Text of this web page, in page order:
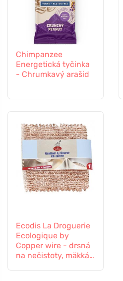
Chimpanzee
Energetická tyčinka
- Chrumkavý arašid
Ecodis La Droguerie
Ecologique by
Copper wire - drsná
na nečistoty, mäkká